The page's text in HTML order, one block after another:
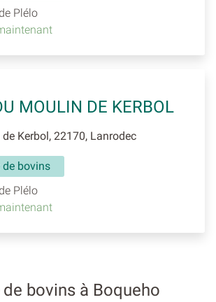
Plélo
MOULIN DE KERBOL
Kerbol, 22170, Lanrodec
de bovins
Plélo
de bovins à Boqueho